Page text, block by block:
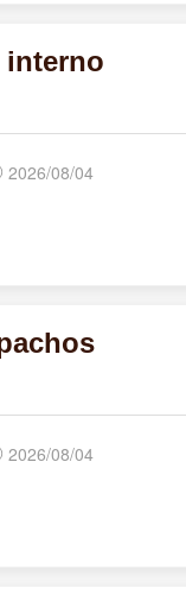
interno
2026/08/04
2026/08/04